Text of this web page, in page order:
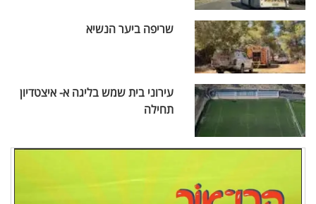
שריפה ביער הנשיא
עירוני בית שמש בליגה א- איצטדיון
תחילה